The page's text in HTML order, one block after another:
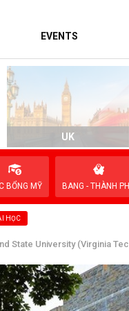
EVENTS
UK
BỔNG MỸ BANG - THÀNH
HỌC
State University (Virginia